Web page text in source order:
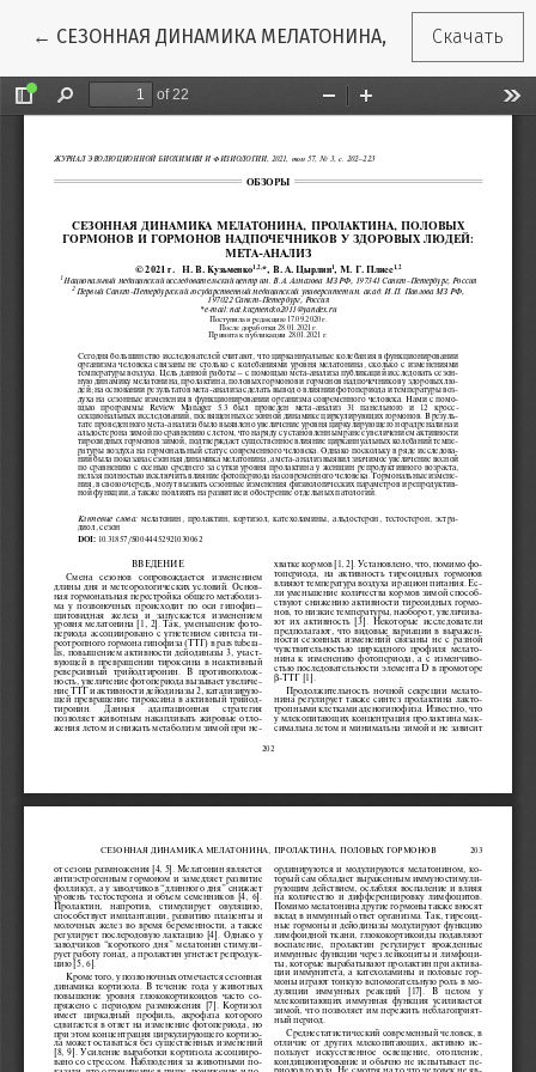
← Вернуться к Подробностям о статье
СЕЗОННАЯ ДИНАМИКА МЕЛАТОНИНА, Скачать